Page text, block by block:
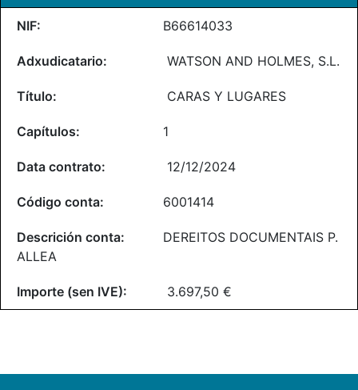
B66614033
WATSON AND HOLMES, S.L.
CARAS Y LUGARES
1
12/12/2024
6001414
DEREITOS DOCUMENTAIS P.
ALLEA
3.697,50 €